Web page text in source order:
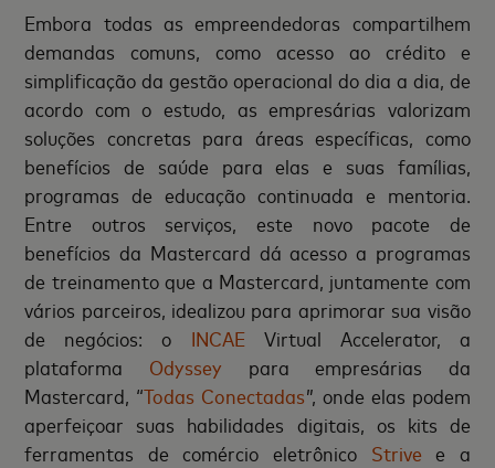
Embora todas as empreendedoras compartilhem
demandas comuns, como acesso ao crédito e
simplificação da gestão operacional do dia a dia, de
acordo com o estudo, as empresárias valorizam
soluções concretas para áreas específicas, como
benefícios de saúde para elas e suas famílias,
programas de educação continuada e mentoria.
Entre outros serviços, este novo pacote de
benefícios da Mastercard dá acesso a programas
de treinamento que a Mastercard, juntamente com
vários parceiros, idealizou para aprimorar sua visão
de negócios: o INCAEVirtual Accelerator, a
plataforma Odyssey para empresárias da
Mastercard, “Todas Conectadas”, onde elas podem
aperfeiçoar suas habilidades digitais, os kits de
ferramentas de comércio eletrônico Strivee a